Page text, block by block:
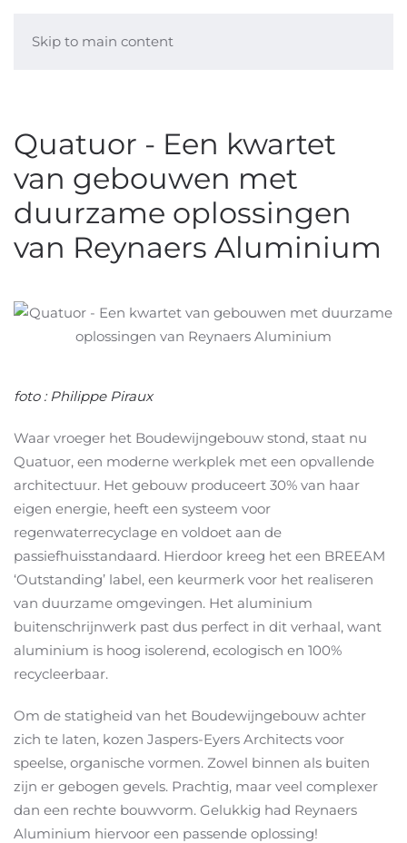
Skip to main content
Quatuor - Een kwartet
van gebouwen met
duurzame oplossingen
van Reynaers Aluminium
foto : Philippe Piraux
Waar vroeger het Boudewijngebouw stond, staat nu
Quatuor, een moderne werkplek met een opvallende
architectuur. Het gebouw produceert 30% van haar
eigen energie, heeft een systeem voor
regenwaterrecyclage en voldoet aan de
passiefhuisstandaard. Hierdoor kreeg het een BREEAM
‘Outstanding’ label, een keurmerk voor het realiseren
van duurzame omgevingen. Het aluminium
buitenschrijnwerk past dus perfect in dit verhaal, want
aluminium is hoog isolerend, ecologisch en 100%
recycleerbaar.
Om de statigheid van het Boudewijngebouw achter
zich te laten, kozen Jaspers-Eyers Architects voor
speelse, organische vormen. Zowel binnen als buiten
zijn er gebogen gevels. Prachtig, maar veel complexer
dan een rechte bouwvorm. Gelukkig had Reynaers
Aluminium hiervoor een passende oplossing!